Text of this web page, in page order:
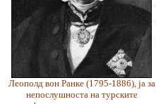
Леополд вон Ранке (1795-1886), ја за
непослушноста на турските